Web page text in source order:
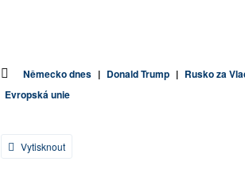
Německo dnes | Donald Trump | Rusko za
Evropská unie
Vytisknout